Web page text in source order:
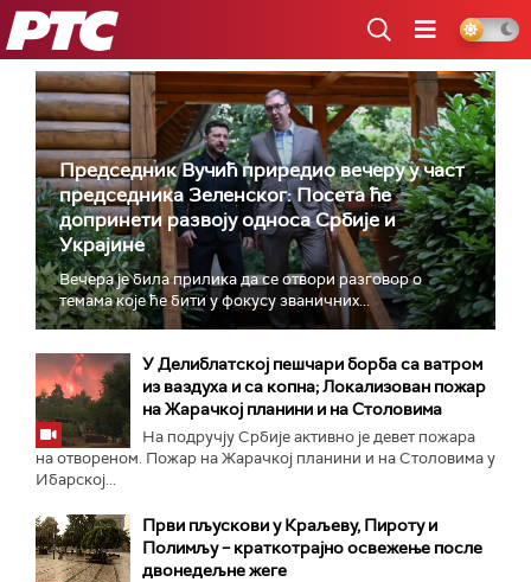
РТС
Председник Вучић приредио вечеру у част
председника Зеленског: Посета ће
допринети развоју односа Србије и
Украјине
Вечера је била прилика да се отвори разговор о
темама које ће бити у фокусу званичних...
У Делиблатској пешчари борба са ватром
из ваздуха и са копна; Локализован пожар
на Жарачкој планини и на Столовима
На подручју Србије активно је девет пожара
на отвореном. Пожар на Жарачкој планини и на Столовима у
Ибарској...
Први пљускови у Краљеву, Пироту и
Полимљу – краткотрајно освежење после
двонедељне жеге